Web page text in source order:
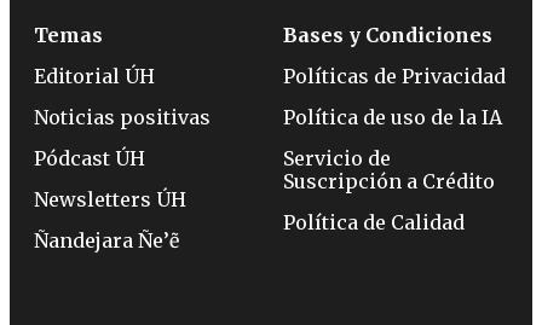
Temas
Editorial ÚH
Noticias positivas
Pódcast ÚH
Newsletters ÚH
Ñandejara Ñe’ẽ
Bases y Condiciones
Políticas de Privacidad
Política de uso de la IA
Servicio de
Suscripción a Crédito
Política de Calidad